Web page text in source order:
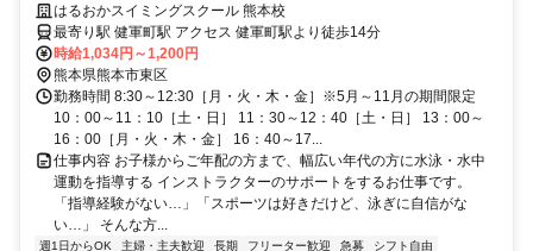
どもの「できた！」を支えるお仕事
はるおかスイミングスクール 熊本校
最寄り駅 健軍町駅 アクセス 健軍町駅より徒歩14分
時給1,034円～1,200円
熊本県熊本市東区
勤務時間 8:30～12:30［月・火・木・金］※5月～11月の期間限定
10：00～11：10［土・日］ 11：30～12：40［土・日］ 13：00～
16：00［月・火・木・金］ 16：40～17...
仕事内容 お子様からご年配の方まで、幅広い年代の方に水泳・水中
運動を指導する インストラクターのサポートをするお仕事です。
「指導経験がない…」「スポーツは好きだけど、泳ぎに自信がな
い…」 そんな方...
週1日からOK 主婦・主夫歓迎 長期 フリーター歓迎 急募
シフト自由